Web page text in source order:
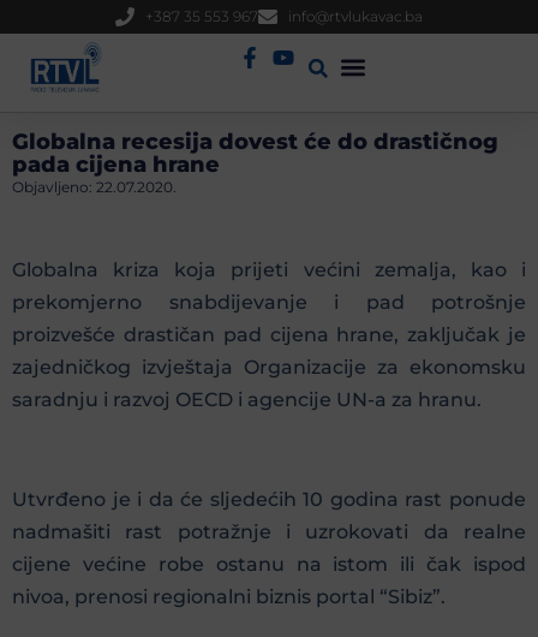
+387 35 553 967 info@rtvlukavac.ba
Globalna recesija dovest će do drastičnog
pada cijena hrane
Objavljeno: 22.07.2020.
Globalna kriza koja prijeti većini zemalja, kao i
prekomjerno snabdijevanje i pad potrošnje
proizvešće drastičan pad cijena hrane, zaključak je
zajedničkog izvještaja Organizacije za ekonomsku
saradnju i razvoj OECD i agencije UN-a za hranu.
Utvrđeno je i da će sljedećih 10 godina rast ponude
nadmašiti rast potražnje i uzrokovati da realne
cijene većine robe ostanu na istom ili čak ispod
nivoa, prenosi regionalni biznis portal “Sibiz”.